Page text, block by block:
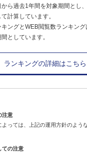
ら過去1年間を対象期間とし
計算しています。
ングとWEB閲覧数ランキン
としています。
ランキングの詳細はこちら
注意
よっては、上記の運用方針のよう
ての注意